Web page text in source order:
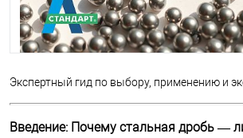
Экспертный гид по выбору, применению и
Введение: Почему стальная дробь —